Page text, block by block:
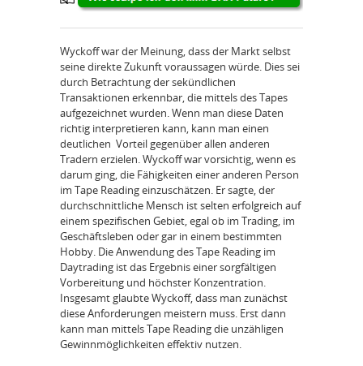
Wyckoff war der Meinung, dass der Markt selbst
seine direkte Zukunft voraussagen würde. Dies sei
durch Betrachtung der sekündlichen
Transaktionen erkennbar, die mittels des Tapes
aufgezeichnet wurden. Wenn man diese Daten
richtig interpretieren kann, kann man einen
deutlichen Vorteil gegenüber allen anderen
Tradern erzielen. Wyckoff war vorsichtig, wenn es
darum ging, die Fähigkeiten einer anderen Person
im Tape Reading einzuschätzen. Er sagte, der
durchschnittliche Mensch ist selten erfolgreich auf
einem spezifischen Gebiet, egal ob im Trading, im
Geschäftsleben oder gar in einem bestimmten
Hobby. Die Anwendung des Tape Reading im
Daytrading ist das Ergebnis einer sorgfältigen
Vorbereitung und höchster Konzentration.
Insgesamt glaubte Wyckoff, dass man zunächst
diese Anforderungen meistern muss. Erst dann
kann man mittels Tape Reading die unzähligen
Gewinnmöglichkeiten effektiv nutzen.